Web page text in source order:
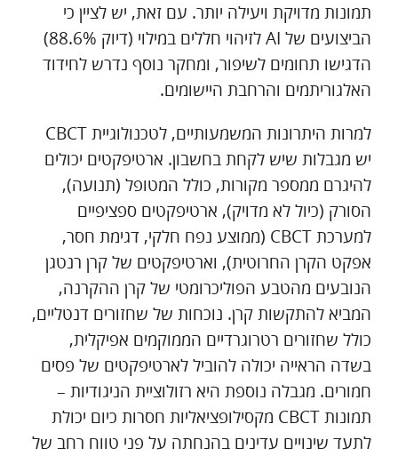
תמונות מדויקת ויעילה יותר. עם זאת, יש לציין כי
הביצועים של AI לזיהוי חללים במילוי (דיוק 88.6%)
הדגישו תחומים לשיפור, ומחקר נוסף נדרש לחידוד
האלגוריתמים והרחבת היישומים.
למרות היתרונות המשמעותיים, לטכנולוגיית CBCT
יש מגבלות שיש לקחת בחשבון. ארטיפקטים יכולים
להיגרם ממספר מקורות, כולל המטופל (תנועה),
הסורק (כיול לא מדויק), ארטיפקטים ספציפיים
למערכת CBCT (ממוצע נפח חלקי, דגימת חסר,
אפקט הקרן החרוטית), וארטיפקטים של קרן רנטגן
הנובעים מהטבע הפוליכרומטי של קרן ההקרנה,
המביא להתקשות קרן. נוכחות של שחזורים דנטליים,
כולל שחזורים רטרוגרדיים הממוקמים אפיקלית,
בשדה הראייה יכולה להוביל לארטיפקטים של פסים
חמורים. מגבלה נוספת היא רזולוציית הניגודיות –
תמונות CBCT מקסילופציאליות חסרות כיום יכולת
לתעד שינויים עדינים בהנחתה על פני טווח רחב של